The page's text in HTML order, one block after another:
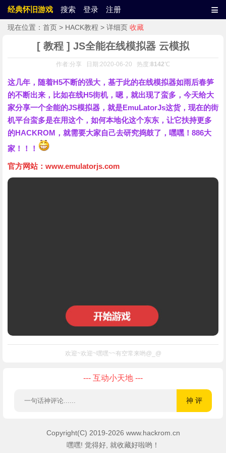
经典怀旧游戏 搜索 登录 注册 ≡
现在位置： 首页 > HACK教程 > 详细页 收藏
[ 教程 ] JS全能在线模拟器 云模拟
作者:分享 日期:2020-06-20 热度:8142℃
这几年，随着H5不断的强大，基于此的在线模拟器如雨后春笋
的不断出来，比如在线H5街机，嗯，就出现了蛮多，今天给大
家分享一个全能的JS模拟器，就是EmuLatorJs这货，现在的街
机平台蛮多是在用这个，如何本地化这个东东，让它扶持更多
的HACKROM，就需要大家自己去研究捣鼓了，嘿嘿！886大
家！！！
官方网站： www.emulatorjs.com
欢迎~欢迎~嘿嘿~~有空常来哟@_@
--- 互动小天地 ---
Copyright(C) 2019-2026 www.hackrom.cn
嘿嘿! 觉得好, 就收藏好啦哟！